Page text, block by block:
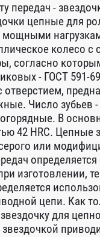
передач -
цепные для
мощными
колесо с
согласно
- ГОСТ 591-
Число
В
42 HRC. Цепные
или
изготовлении,
цепи. Как
для